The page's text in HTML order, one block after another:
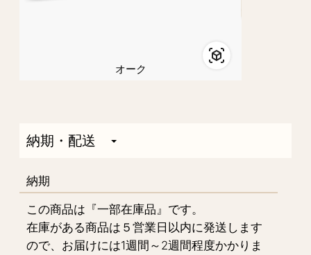
オーク
納期・配送
納期
この商品は『一部在庫品』です。
在庫がある商品は５営業日以内に発送します
ので、お届けには1週間～2週間程度かかりま